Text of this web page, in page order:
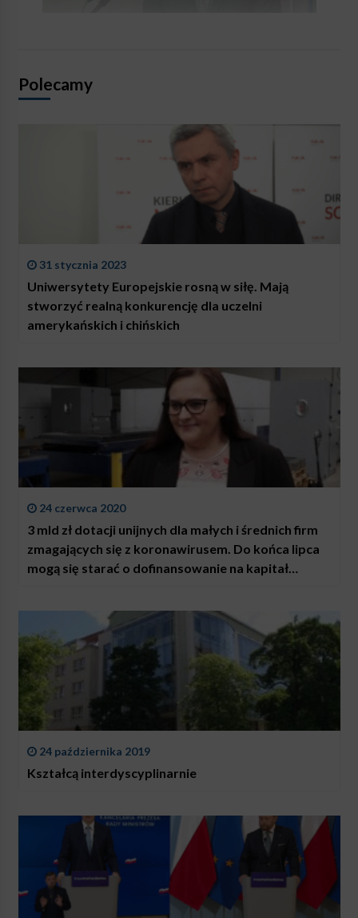
Polecamy
31 stycznia 2023
Uniwersytety Europejskie rosną w siłę. Mają
stworzyć realną konkurencję dla uczelni
amerykańskich i chińskich
24 czerwca 2020
3 mld zł dotacji unijnych dla małych i średnich firm
zmagających się z koronawirusem. Do końca lipca
mogą się starać o dofinansowanie na kapitał
24 października 2019
Kształcą interdyscyplinarnie